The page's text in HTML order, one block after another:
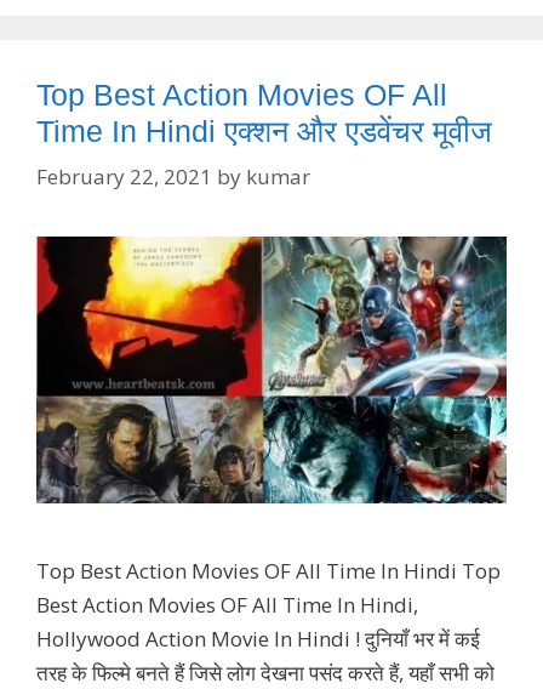
Top Best Action Movies OF All
Time In Hindi एक्शन और एडवेंचर मूवीज
February 22, 2021 by kumar
Top Best Action Movies OF All Time In Hindi Top
Best Action Movies OF All Time In Hindi,
Hollywood Action Movie In Hindi ! दुनियाँ भर में कई
तरह के फिल्मे बनते हैं जिसे लोग देखना पसंद करते हैं, यहाँ सभी को